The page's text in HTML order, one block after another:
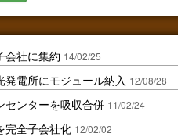
会社に集約 14/02/25
電所にモジュール納入 12/08/28
センターを吸収合併 11/02/24
完全子会社化 12/02/02